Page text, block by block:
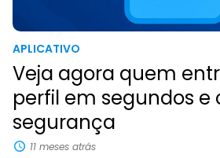
APLICATIVO
Veja agora quem
perfil em segundos
segurança
11 meses atrás